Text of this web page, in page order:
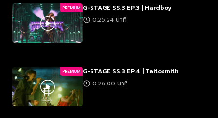
PREMIUM G-STAGE SS.3 EP.3 | Hardboy
0:25:24 นาที
PREMIUM G-STAGE SS.3 EP.4 | Taitosmith
0:26:00 นาที